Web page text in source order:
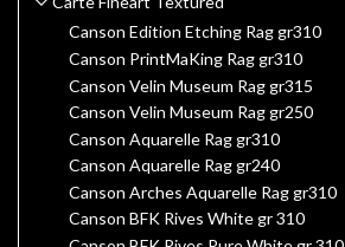
Canson Edition Etching Rag gr310
Canson PrintMaKing Rag gr310
Canson Velin Museum Rag gr315
Canson Velin Museum Rag gr250
Canson Aquarelle Rag gr310
Canson Aquarelle Rag gr240
Canson Arches Aquarelle Rag gr310
Canson BFK Rives White gr 310